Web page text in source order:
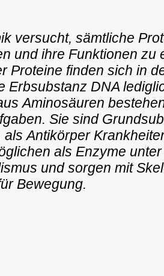
versucht, sämtliche
und ihre Funktionen zu
Proteine finden sich in
Erbsubstanz DNA
Aminosäuren
Sie sind
als Antikörper
als Enzyme
und sorgen mit
Bewegung.